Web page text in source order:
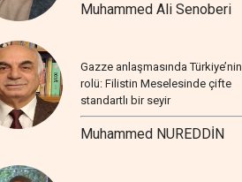
Muhammed Ali Senoberi
Gazze anlaşmasında Türkiye’nin
rolü: Filistin Meselesinde çifte
standartlı bir seyir
Muhammed NUREDDİN